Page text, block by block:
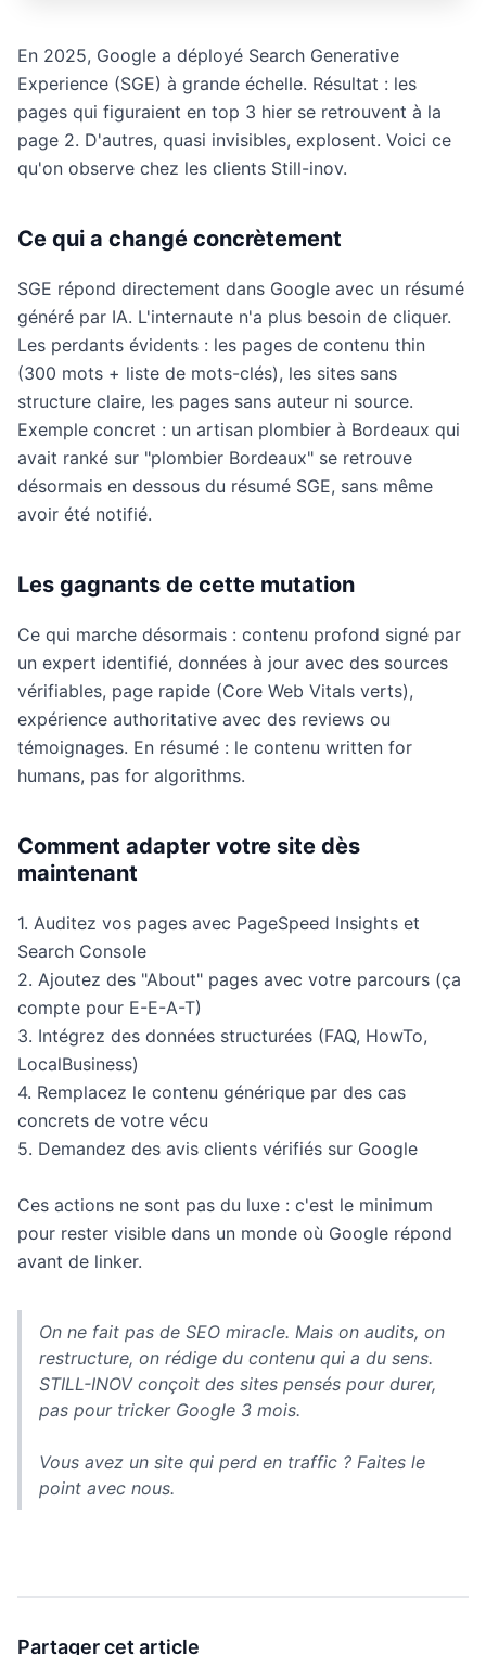
En 2025, Google a déployé Search Generative
Experience (SGE) à grande échelle. Résultat : les
pages qui figuraient en top 3 hier se retrouvent à la
page 2. D'autres, quasi invisibles, explosent. Voici ce
qu'on observe chez les clients Still-inov.
Ce qui a changé concrètement
SGE répond directement dans Google avec un résumé
généré par IA. L'internaute n'a plus besoin de cliquer.
Les perdants évidents : les pages de contenu thin
(300 mots + liste de mots-clés), les sites sans
structure claire, les pages sans auteur ni source.
Exemple concret : un artisan plombier à Bordeaux qui
avait ranké sur "plombier Bordeaux" se retrouve
désormais en dessous du résumé SGE, sans même
avoir été notifié.
Les gagnants de cette mutation
Ce qui marche désormais : contenu profond signé par
un expert identifié, données à jour avec des sources
vérifiables, page rapide (Core Web Vitals verts),
expérience authoritative avec des reviews ou
témoignages. En résumé : le contenu written for
humans, pas for algorithms.
Comment adapter votre site dès
maintenant
1. Auditez vos pages avec PageSpeed Insights et
Search Console
2. Ajoutez des "About" pages avec votre parcours (ça
compte pour E-E-A-T)
3. Intégrez des données structurées (FAQ, HowTo,
LocalBusiness)
4. Remplacez le contenu générique par des cas
concrets de votre vécu
5. Demandez des avis clients vérifiés sur Google
Ces actions ne sont pas du luxe : c'est le minimum
pour rester visible dans un monde où Google répond
avant de linker.
On ne fait pas de SEO miracle. Mais on audits, on
restructure, on rédige du contenu qui a du sens.
STILL-INOV conçoit des sites pensés pour durer,
pas pour tricker Google 3 mois.
Vous avez un site qui perd en traffic ? Faites le
point avec nous.
Partager cet article